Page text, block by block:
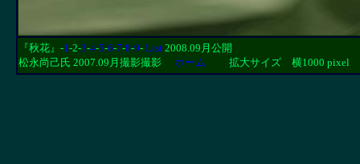
『秋花』-1-2-3-4-5-6-7-8-9- List 2008.09月公開
松永尚己氏 2007.09月撮影撮影 ホーム 拡大サイズ 横1000 pixel